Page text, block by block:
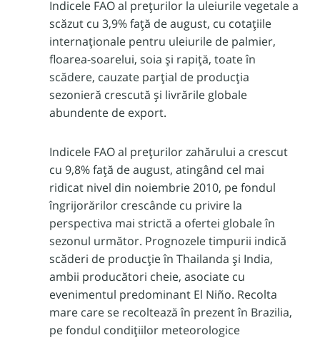
Indicele FAO al prețurilor la uleiurile vegetale a
scăzut cu 3,9% față de august, cu cotațiile
internaționale pentru uleiurile de palmier,
floarea-soarelui, soia și rapiță, toate în
scădere, cauzate parțial de producția
sezonieră crescută și livrările globale
abundente de export.
Indicele FAO al prețurilor zahărului a crescut
cu 9,8% față de august, atingând cel mai
ridicat nivel din noiembrie 2010, pe fondul
îngrijorărilor crescânde cu privire la
perspectiva mai strictă a ofertei globale în
sezonul următor. Prognozele timpurii indică
scăderi de producție în Thailanda și India,
ambii producători cheie, asociate cu
evenimentul predominant El Niño. Recolta
mare care se recoltează în prezent în Brazilia,
pe fondul condițiilor meteorologice